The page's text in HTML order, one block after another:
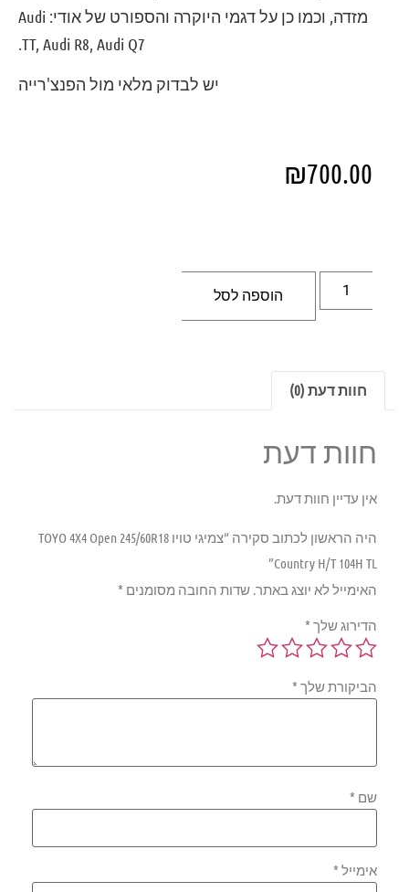
מזדה, וכמו כן על דגמי היוקרה והספורט של אודי: Audi
TT, Audi R8, Audi Q7.
יש לבדוק מלאי מול הפנצ'רייה
₪700.00
הוספה לסל
חוות דעת (0)
חוות דעת
אין עדיין חוות דעת.
היה הראשון לכתוב סקירה “צמיגי טויו 245/60R18 ‏TOYO 4X4 Open
Country H/T 104H TL”
האימייל לא יוצג באתר. שדות החובה מסומנים*
הדירוג שלך*
הביקורת שלך*
שם*
אימייל*